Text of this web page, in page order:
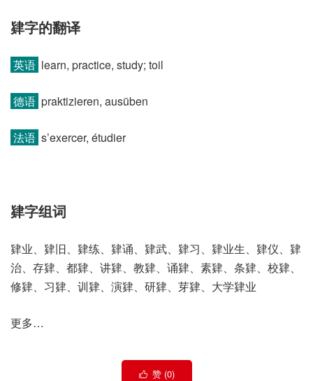
肄字的翻译
英语 learn, practice, study; toil
德语 praktizieren, ausüben
法语 s’exercer, étudier
肄字组词
肄业、肄旧、肄练、肄诵、肄武、肄习、肄业生、肄仪、肄
治、存肄、都肄、讲肄、教肄、诵肄、素肄、条肄、校肄、
修肄、习肄、训肄、演肄、研肄、芽肄、大学肄业
更多…
 赞 (0)